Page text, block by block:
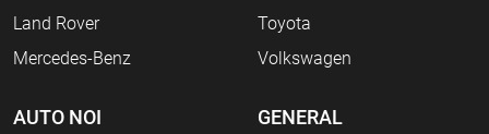
Land Rover
Mercedes-Benz
Toyota
Volkswagen
AUTO NOI GENERAL